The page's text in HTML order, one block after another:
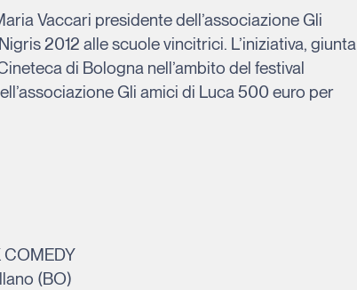
Vaccari presidente dell’associazione Gli
2012 alle scuole vincitrici. L’iniziativa, giunta
di Bologna nell’ambito del festival
Gli amici di Luca 500 euro per
COMEDY
(BO)